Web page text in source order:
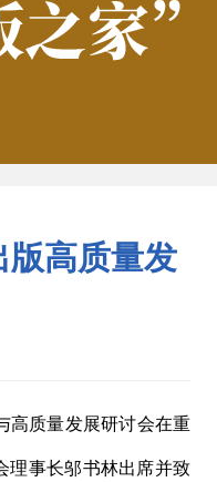
版高质量发
高质量发展研讨会在重
理事长邬书林出席并致